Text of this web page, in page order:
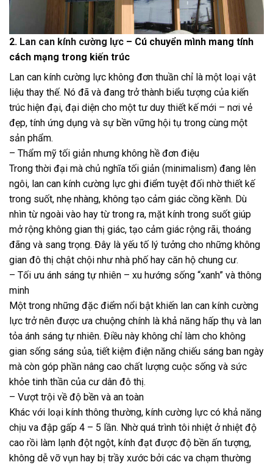
2. Lan can kính cường lực – Cú chuyển mình mang tính
cách mạng trong kiến trúc
Lan can kính cường lực không đơn thuần chỉ là một loại vật
liệu thay thế. Nó đã và đang trở thành biểu tượng của kiến
trúc hiện đại, đại diện cho một tư duy thiết kế mới – nơi vẻ
đẹp, tính ứng dụng và sự bền vững hội tụ trong cùng một
sản phẩm.
– Thẩm mỹ tối giản nhưng không hề đơn điệu
Trong thời đại mà chủ nghĩa tối giản (minimalism) đang lên
ngôi, lan can kính cường lực ghi điểm tuyệt đối nhờ thiết kế
trong suốt, nhẹ nhàng, không tạo cảm giác cồng kềnh. Dù
nhìn từ ngoài vào hay từ trong ra, mặt kính trong suốt giúp
mở rộng không gian thị giác, tạo cảm giác rộng rãi, thoáng
đãng và sang trọng. Đây là yếu tố lý tưởng cho những không
gian đô thị chật chội như nhà phố hay căn hộ chung cư.
– Tối ưu ánh sáng tự nhiên – xu hướng sống “xanh” và thông
minh
Một trong những đặc điểm nổi bật khiến lan can kính cường
lực trở nên được ưa chuộng chính là khả năng hấp thụ và lan
tỏa ánh sáng tự nhiên. Điều này không chỉ làm cho không
gian sống sáng sủa, tiết kiệm điện năng chiếu sáng ban ngày
mà còn góp phần nâng cao chất lượng cuộc sống và sức
khỏe tinh thần của cư dân đô thị.
– Vượt trội về độ bền và an toàn
Khác với loại kính thông thường, kính cường lực có khả năng
chịu va đập gấp 4 – 5 lần. Nhờ quá trình tôi nhiệt ở nhiệt độ
cao rồi làm lạnh đột ngột, kính đạt được độ bền ấn tượng,
không dễ vỡ vụn hay bị trầy xước bởi các va chạm thường